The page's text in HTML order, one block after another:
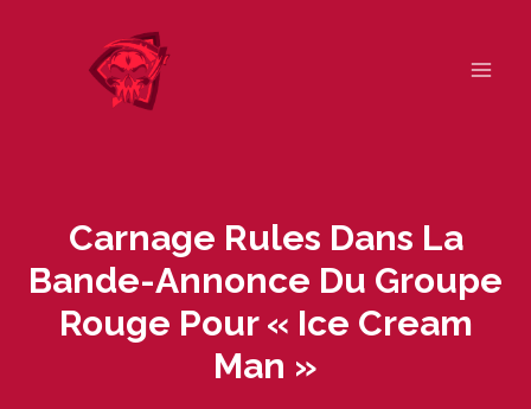
Carnage Rules Dans La
Bande-Annonce Du Groupe
Rouge Pour « Ice Cream
Man »